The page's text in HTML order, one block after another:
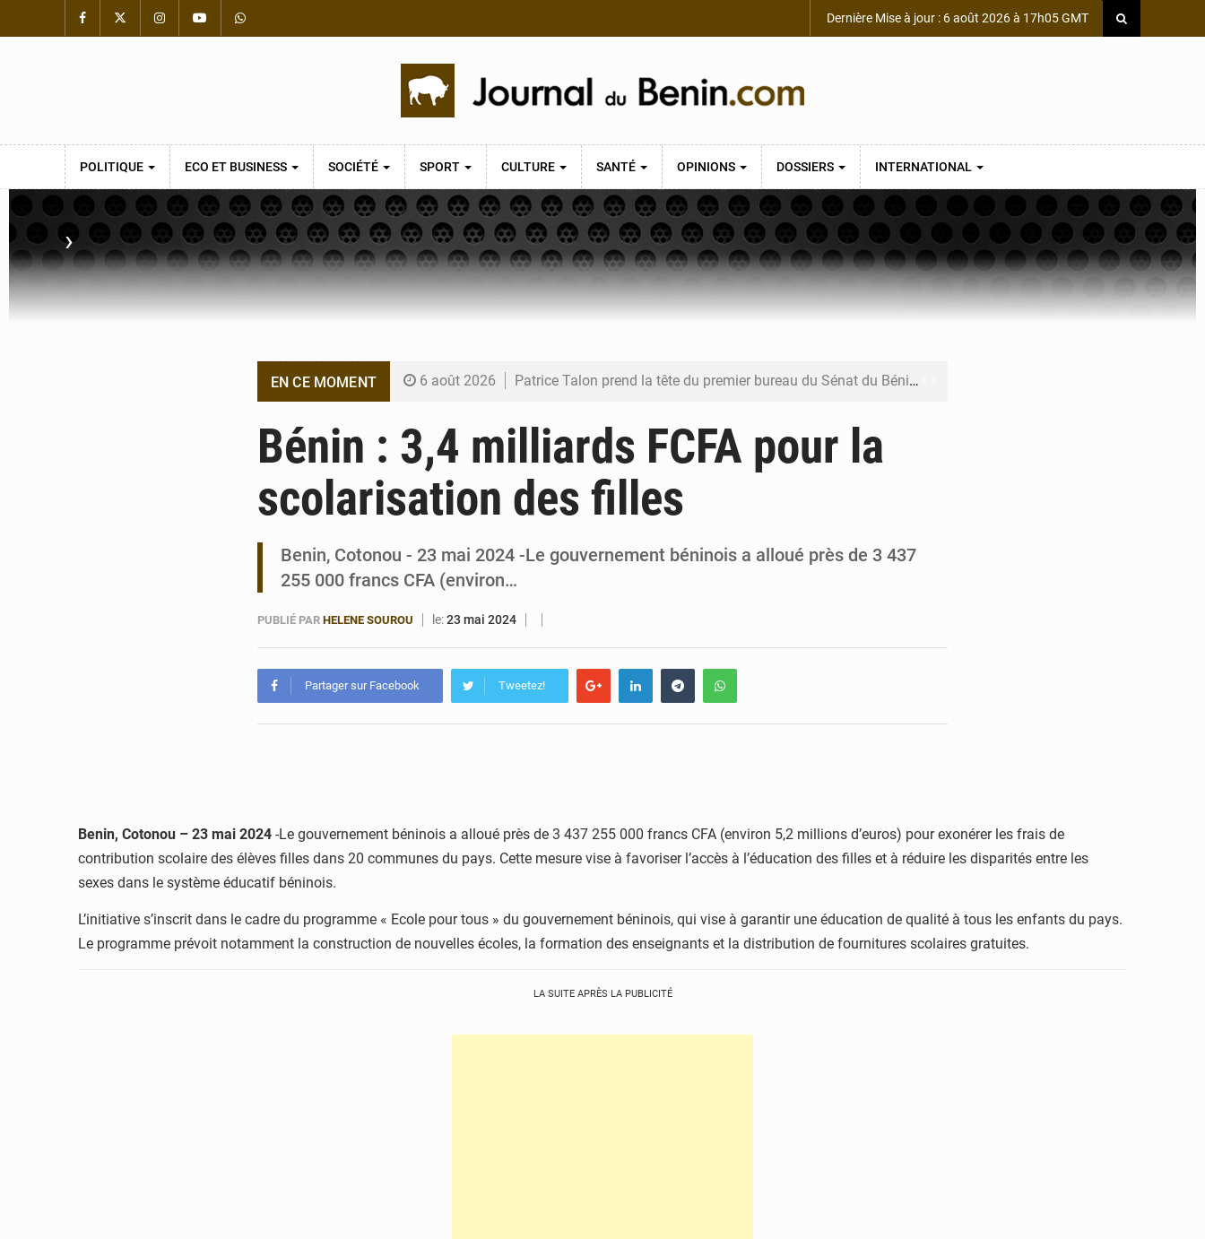
Dernière Mise à jour : 6 août 2026 à 17h05 GMT
POLITIQUE ECO ET BUSINESS SOCIÉTÉ SPORT CULTURE SANTÉ OPINIONS DOSSIERS INTERNATIONAL
›
EN CE MOMENT 6 août 2026 Patrice Talon prend la tête du premier bureau du Sénat du Bénin
6 août 2026 Bénin et Canada scellent un partenariat inédit
6 août 2026 Bénin : Le CEG La Verdure de Ouèdo fait sa mue pour la rentrée
Bénin : 3,4 milliards FCFA pour la
scolarisation des filles
Benin, Cotonou - 23 mai 2024 -Le gouvernement béninois a alloué près de 3 437
255 000 francs CFA (environ…
PUBLIÉ PAR HELENE SOUROU le:23 mai 2024
Partager sur Facebook Tweetez!
Benin, Cotonou – 23 mai 2024 -Le gouvernement béninois a alloué près de 3 437 255 000 francs CFA (environ 5,2 millions d’euros) pour exonérer les frais de
contribution scolaire des élèves filles dans 20 communes du pays. Cette mesure vise à favoriser l’accès à l’éducation des filles et à réduire les disparités entre les
sexes dans le système éducatif béninois.
L’initiative s’inscrit dans le cadre du programme « Ecole pour tous » du gouvernement béninois, qui vise à garantir une éducation de qualité à tous les enfants du pays.
Le programme prévoit notamment la construction de nouvelles écoles, la formation des enseignants et la distribution de fournitures scolaires gratuites.
LA SUITE APRÈS LA PUBLICITÉ